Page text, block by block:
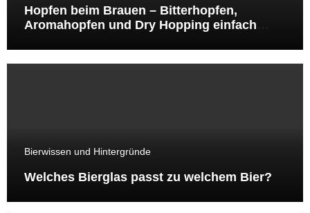
Hopfen beim Brauen – Bitterhopfen,
Aromahopfen und Dry Hopping einfach
Bierwissen und Hintergründe
Welches Bierglas passt zu welchem Bier?